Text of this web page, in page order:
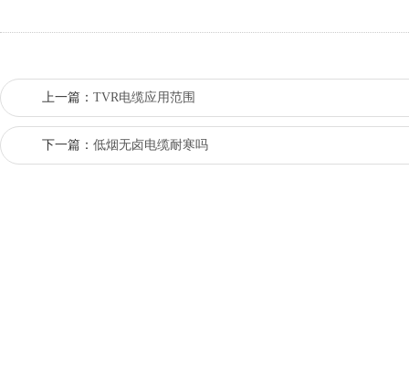
上一篇： TVR电缆应用范围
下一篇： 低烟无卤电缆耐寒吗